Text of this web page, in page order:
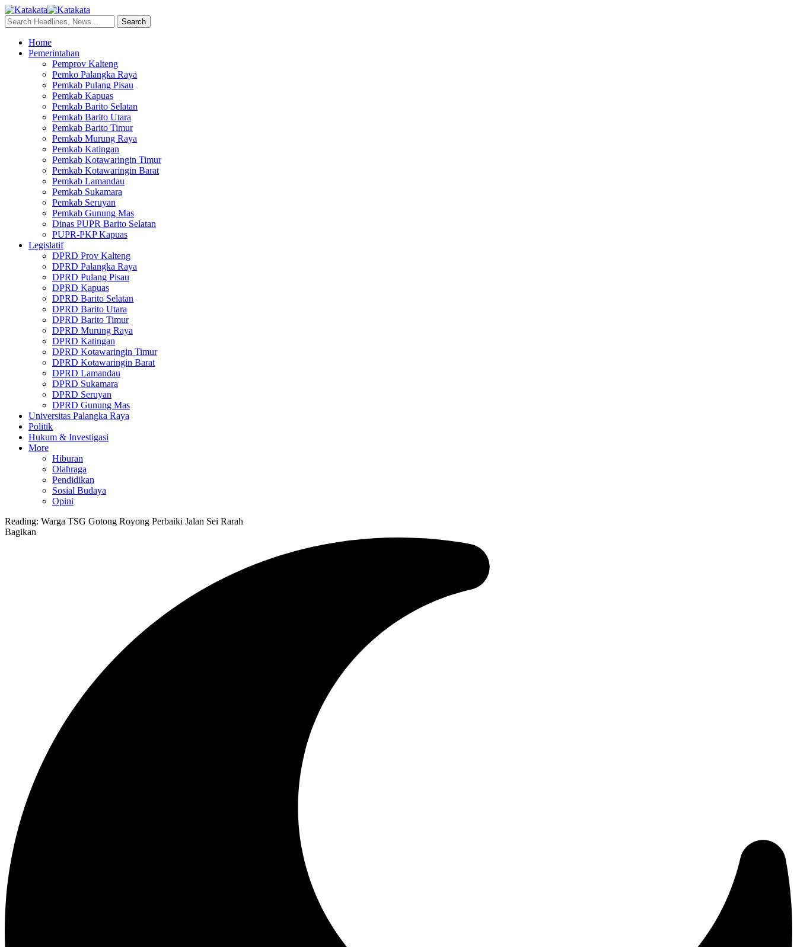
Home
Pemerintahan
Pemprov Kalteng
Pemko Palangka Raya
Pemkab Pulang Pisau
Pemkab Kapuas
Pemkab Barito Selatan
Pemkab Barito Utara
Pemkab Barito Timur
Pemkab Murung Raya
Pemkab Katingan
Pemkab Kotawaringin Timur
Pemkab Kotawaringin Barat
Pemkab Lamandau
Pemkab Sukamara
Pemkab Seruyan
Pemkab Gunung Mas
Dinas PUPR Barito Selatan
PUPR-PKP Kapuas
Legislatif
DPRD Prov Kalteng
DPRD Palangka Raya
DPRD Pulang Pisau
DPRD Kapuas
DPRD Barito Selatan
DPRD Barito Utara
DPRD Barito Timur
DPRD Murung Raya
DPRD Katingan
DPRD Kotawaringin Timur
DPRD Kotawaringin Barat
DPRD Lamandau
DPRD Sukamara
DPRD Seruyan
DPRD Gunung Mas
Universitas Palangka Raya
Politik
Hukum & Investigasi
More
Hiburan
Olahraga
Pendidikan
Sosial Budaya
Opini
Reading: Warga TSG Gotong Royong Perbaiki Jalan Sei Rarah
Bagikan